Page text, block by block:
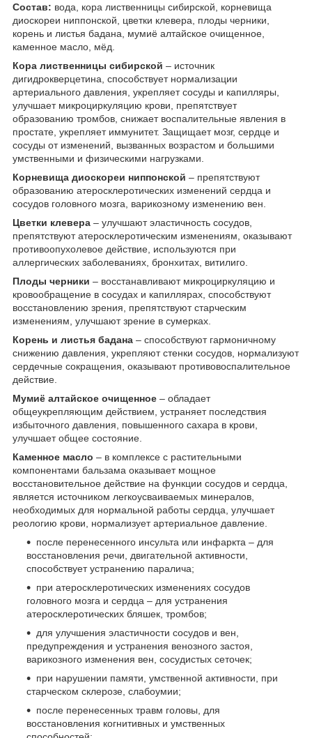
Состав: вода, кора лиственницы сибирской, корневища
диоскореи ниппонской, цветки клевера, плоды черники,
корень и листья бадана, мумиё алтайское очищенное,
каменное масло, мёд.
Кора лиственницы сибирской – источник
дигидрокверцетина, способствует нормализации
артериального давления, укрепляет сосуды и капилляры,
улучшает микроциркуляцию крови, препятствует
образованию тромбов, снижает воспалительные явления в
простате, укрепляет иммунитет. Защищает мозг, сердце и
сосуды от изменений, вызванных возрастом и большими
умственными и физическими нагрузками.
Корневища диоскореи ниппонской – препятствуют
образованию атеросклеротических изменений сердца и
сосудов головного мозга, варикозному изменению вен.
Цветки клевера – улучшают эластичность сосудов,
препятствуют атеросклеротическим изменениям, оказывают
противоопухолевое действие, используются при
аллергических заболеваниях, бронхитах, витилиго.
Плоды черники – восстанавливают микроциркуляцию и
кровообращение в сосудах и капиллярах, способствуют
восстановлению зрения, препятствуют старческим
изменениям, улучшают зрение в сумерках.
Корень и листья бадана – способствуют гармоничному
снижению давления, укрепляют стенки сосудов, нормализуют
сердечные сокращения, оказывают противовоспалительное
действие.
Мумиё алтайское очищенное – обладает
общеукрепляющим действием, устраняет последствия
избыточного давления, повышенного сахара в крови,
улучшает общее состояние.
Каменное масло – в комплексе с растительными
компонентами бальзама оказывает мощное
восстановительное действие на функции сосудов и сердца,
является источником легкоусваиваемых минералов,
необходимых для нормальной работы сердца, улучшает
реологию крови, нормализует артериальное давление.
после перенесенного инсульта или инфаркта – для
восстановления речи, двигательной активности,
способствует устранению паралича;
при атеросклеротических изменениях сосудов
головного мозга и сердца – для устранения
атеросклеротических бляшек, тромбов;
для улучшения эластичности сосудов и вен,
предупреждения и устранения венозного застоя,
варикозного изменения вен, сосудистых сеточек;
при нарушении памяти, умственной активности, при
старческом склерозе, слабоумии;
после перенесенных травм головы, для
восстановления когнитивных и умственных